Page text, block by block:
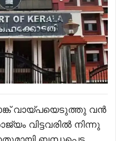
വായ്പയെടുത്തു വൻ
വിട്ടവരിൽ നിന്നു